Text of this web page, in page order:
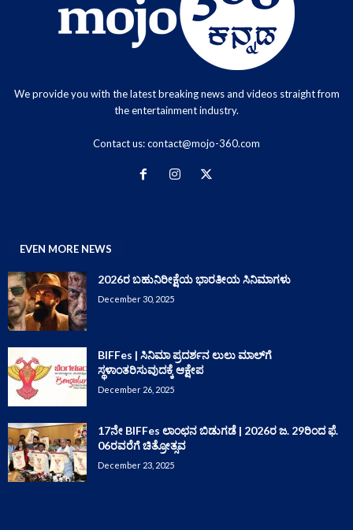
We provide you with the latest breaking news and videos straight from
the entertainment industry.
Contact us:contact@mojo-360.com
EVEN MORE NEWS
2026ರ ಬಹುನಿರೀಕ್ಷೆಯ ಭಾರತೀಯ ಸಿನಿಮಾಗಳು
December 30, 2025
BIFFes | ಸಿನಿಮಾ ಪ್ರದರ್ಶನ ಲುಲು ಮಾಲ್‌ಗೆ
ಸ್ಥಳಾಂತರಿಸುವುದಕ್ಕೆ ಆಕ್ಷೇಪ
December 26, 2025
17ನೇ BIFFes ಲಾಂಛನ ಬಿಡುಗಡೆ | 2026ರ ಜ. 29ರಿಂದ ಫೆ.
06ರವರೆಗೆ ಚಿತ್ರೋತ್ಸವ
December 23, 2025